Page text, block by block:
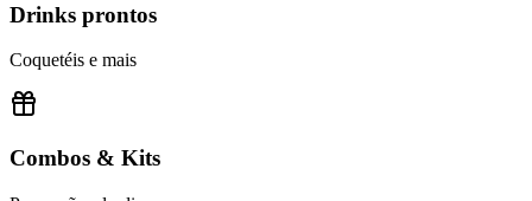
Drinks prontos
Coquetéis e mais
Combos & Kits